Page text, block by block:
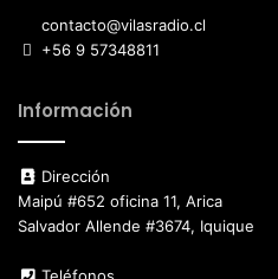
contacto@vilasradio.cl
+56 9 57348811
Información
Dirección
Maipú #652 oficina 11, Arica
Salvador Allende #3674, Iquique
Teléfonos